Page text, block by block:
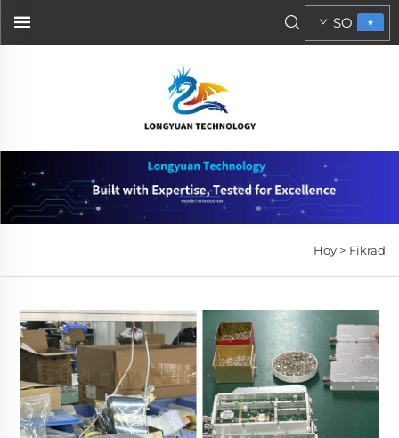
SO
Hoy > Fikrad